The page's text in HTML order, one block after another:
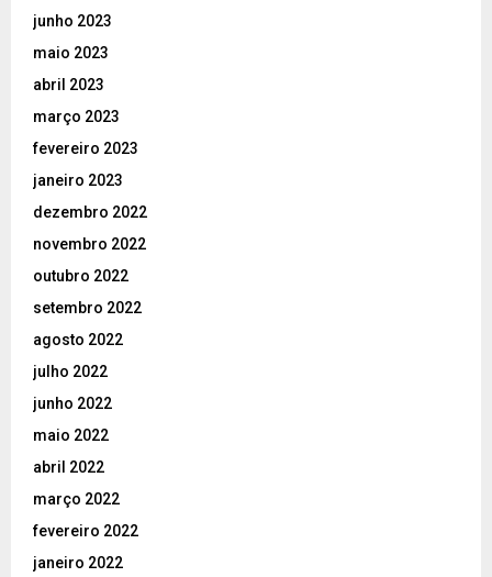
junho 2023
maio 2023
abril 2023
março 2023
fevereiro 2023
janeiro 2023
dezembro 2022
novembro 2022
outubro 2022
setembro 2022
agosto 2022
julho 2022
junho 2022
maio 2022
abril 2022
março 2022
fevereiro 2022
janeiro 2022